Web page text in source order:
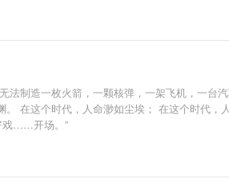
法制造一枚火箭，一颗核弹，一架飞机，一
在这个时代，人命渺如尘埃； 在这个时代
戏……开场。”